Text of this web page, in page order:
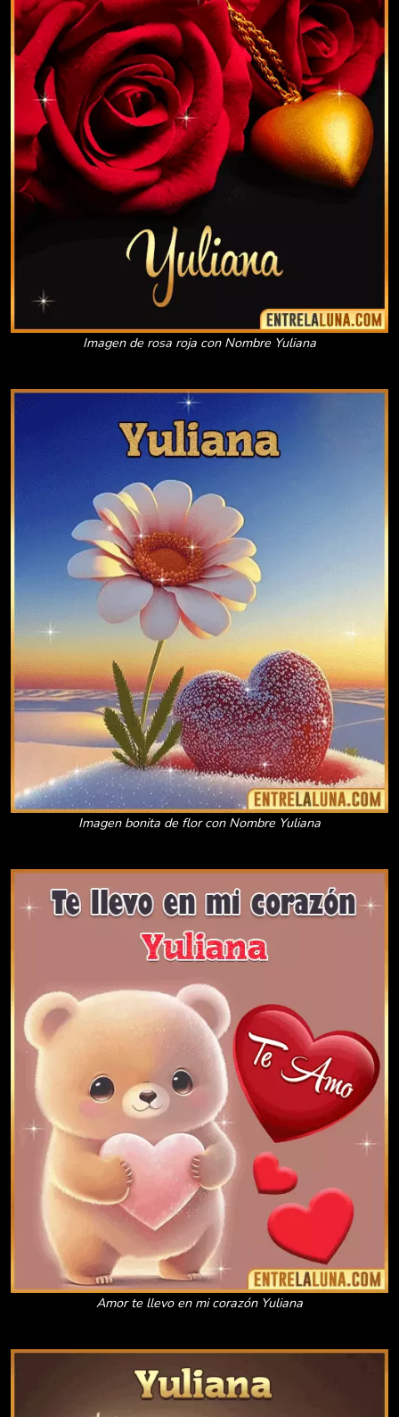
Imagen de rosa roja con Nombre Yuliana
Imagen bonita de flor con Nombre Yuliana
Amor te llevo en mi corazón Yuliana